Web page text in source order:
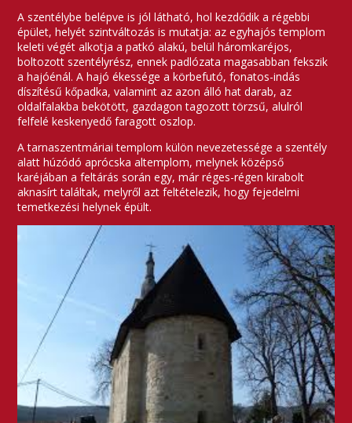
A szentélybe belépve is jól látható, hol kezdődik a régebbi
épület, helyét szintváltozás is mutatja: az egyhajós templom
keleti végét alkotja a patkó alakú, belül háromkaréjos,
boltozott szentélyrész, ennek padlózata magasabban fekszik
a hajóénál. A hajó ékessége a körbefutó, fonatos-indás
díszítésű kőpadka, valamint az azon álló hat darab, az
oldalfalakba bekötött, gazdagon tagozott törzsű, alulról
felfelé keskenyedő faragott oszlop.
A tarnaszentmáriai templom külön nevezetessége a szentély
alatt húzódó aprócska altemplom, melynek középső
karéjában a feltárás során egy, már réges-régen kirabolt
aknasírt találtak, melyről azt feltételezik, hogy fejedelmi
temetkezési helynek épült.